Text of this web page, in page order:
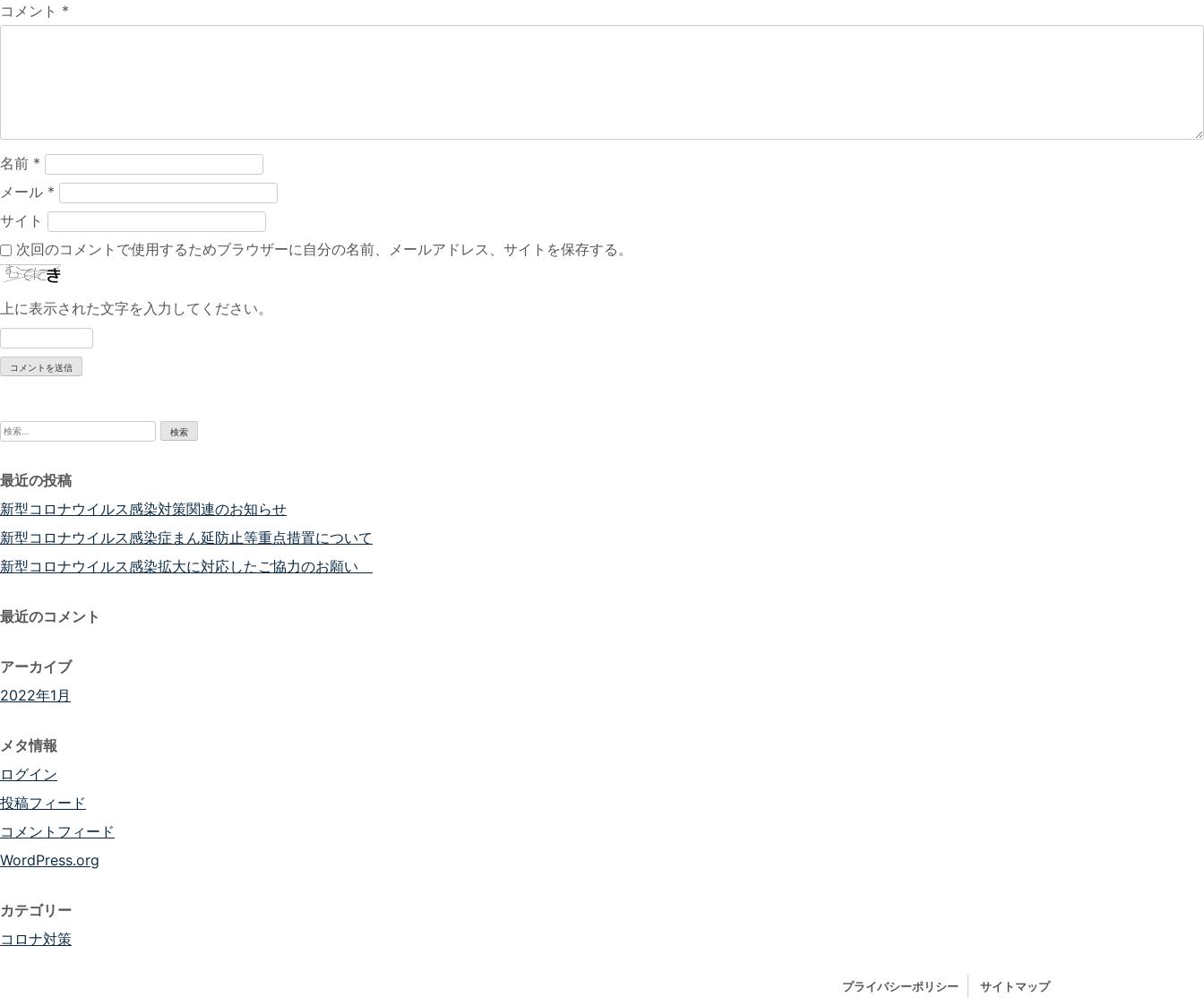
ゲ
コメント *
名前 *
メール *
サイト
次回のコメントで使用するためブラウザーに自分の名前、メールアドレス、サイトを保存する。
上に表示された文字を入力してください。
検
最近の投稿
新型コロナウイルス感染対策関連のお知らせ
新型コロナウイルス感染症まん延防止等重点措置について
新型コロナウイルス感染拡大に対応したご協力のお願い
最近のコメント
アーカイブ
2022年1月
メタ情報
ログイン
投稿フィード
コメントフィード
WordPress.org
カテゴリー
コロナ対策
プライバシーポリシー サイトマップ